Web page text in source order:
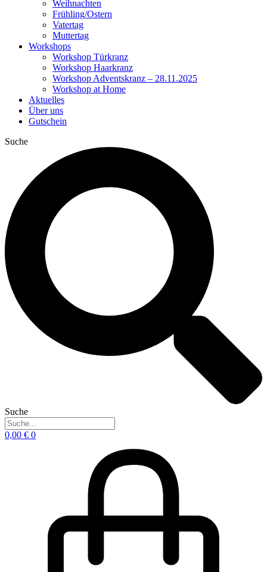
Weihnachten
Frühling/Ostern
Vatertag
Muttertag
Workshops
Workshop Türkranz
Workshop Haarkranz
Workshop Adventskranz – 28.11.2025
Workshop at Home
Aktuelles
Über uns
Gutschein
Suche
Suche
0,00 € 0